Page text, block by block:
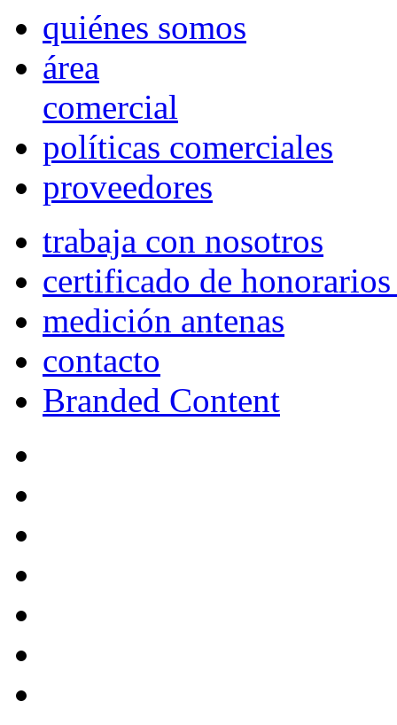
quiénes somos
área
comercial
políticas comerciales
proveedores
trabaja con nosotros
certificado de
medición antenas
contacto
Branded Content